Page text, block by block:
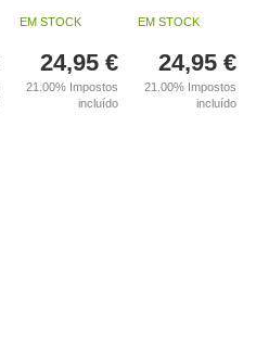
EM STOCK
24,95 €
21.00% Impostos
incluído
EM STOCK
24,95 €
21.00% Impostos
incluído